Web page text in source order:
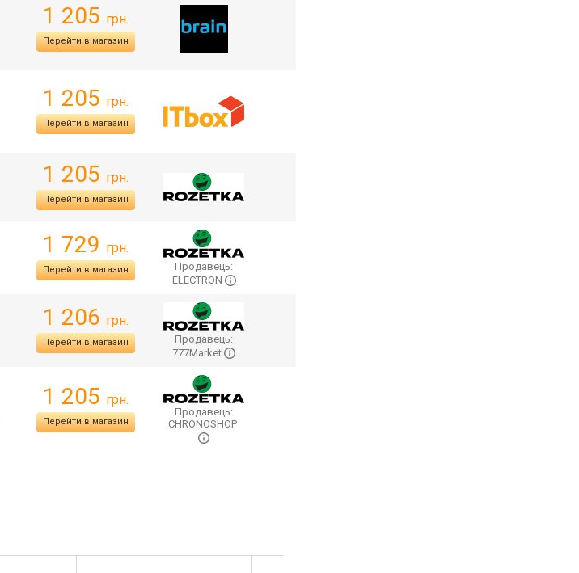
1 205 грн.
Перейти в магазин
1 205 грн.
Перейти в магазин
1 205 грн.
Перейти в магазин
1 729 грн.
Перейти в магазин
Продавець:
ELECTRON
1 206 грн.
Перейти в магазин
Продавець:
777Market
1 205 грн.
Перейти в магазин
Продавець:
CHRONOSHOP